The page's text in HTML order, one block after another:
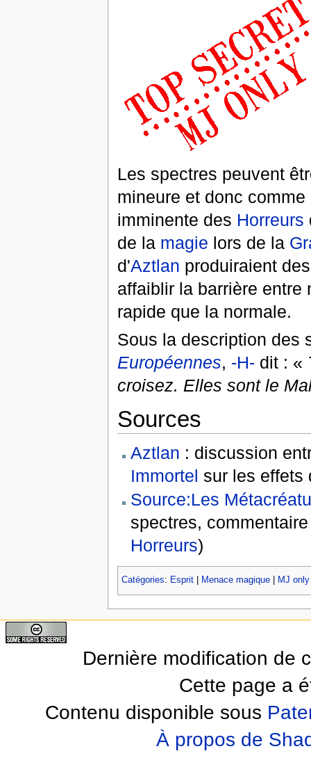
Les spectres peuvent
mineure et donc
imminente des Horreurs
de la magie lors de la
d'Aztlan produiraient
affaiblir la barrière entre
rapide que la normale.
Sous la description des
Européennes, -H-dit : «
croisez. Elles sont le
Sources
Aztlan : discussion
Immortel sur les
Source:Les
spectres,
Horreurs)
Catégories: Esprit| Menace magique| MJ only
Dernière modification de
Cette page a
Contenu disponible sous
À propos de